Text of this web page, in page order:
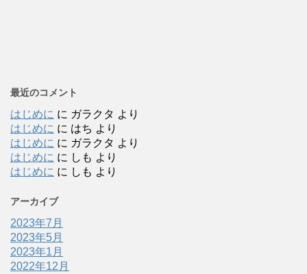
最近のコメント
はじめに に ガラクタ より
はじめに に はち より
はじめに に ガラクタ より
はじめに に しも より
はじめに に しも より
アーカイブ
2023年7月
2023年5月
2023年1月
2022年12月